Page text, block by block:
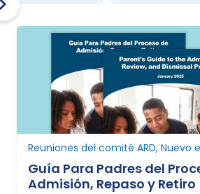
Guía Para Padres del
Admisión, Repaso y Retiro